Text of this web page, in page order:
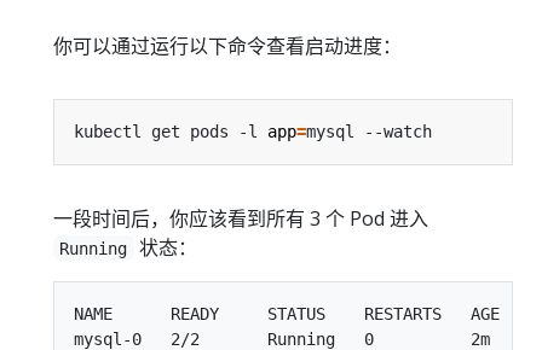
你可以通过运行以下命令查看启动进度：
kubectl get pods -l app=
一段时间后，你应该看到所有 3 个 Pod 进入
Running 状态：
NAME      READY     STATUS    RESTARTS   AGE
mysql-0   2/2       Running   0          2m